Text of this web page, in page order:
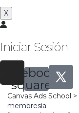
X
Iniciar Sesión
Facebook-
square
Canvas Ads School >
membresía